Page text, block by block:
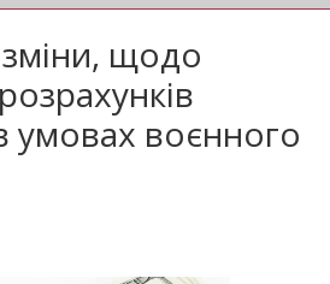
зміни, щодо
умовах воєнного